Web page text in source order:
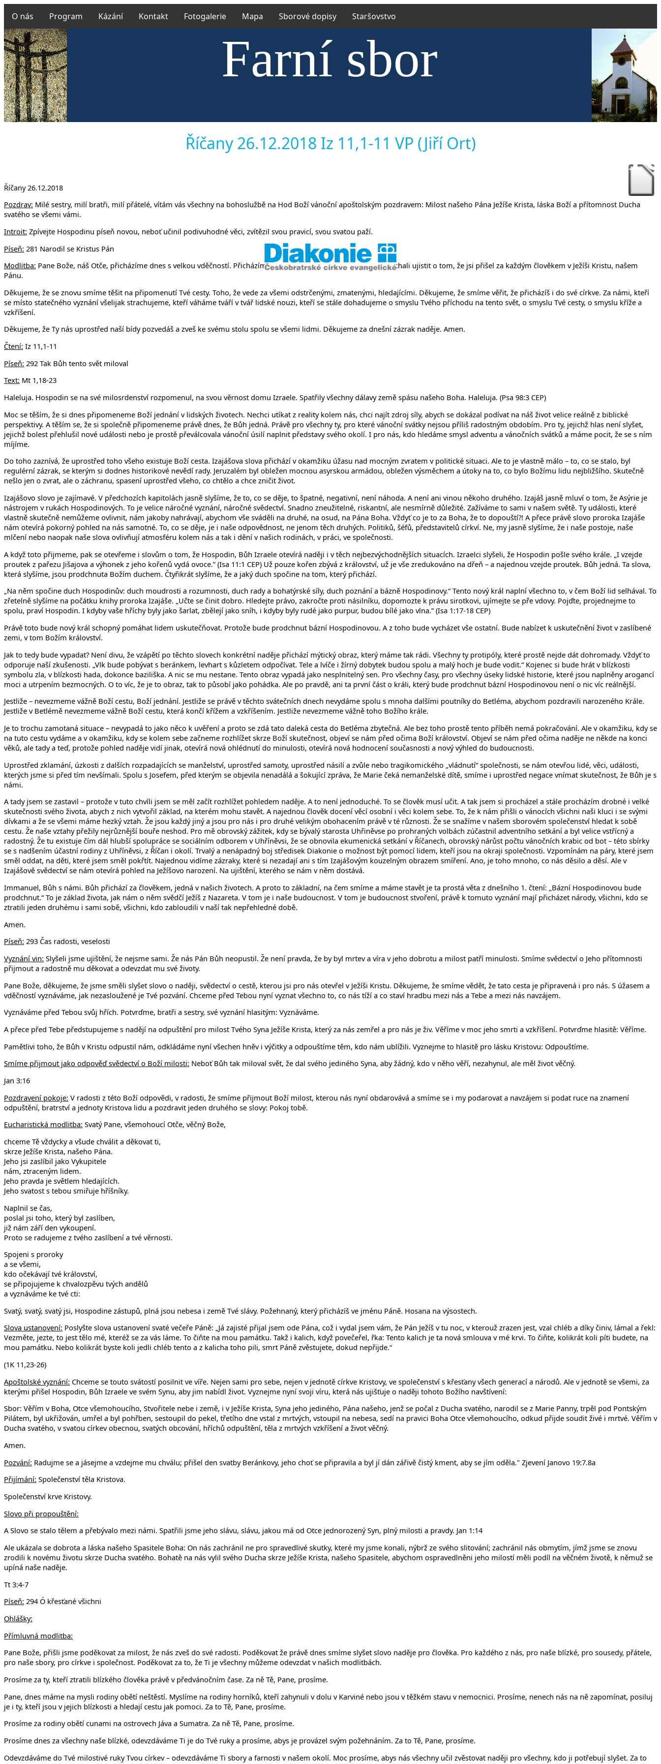
O nás Program Kázání Kontakt Fotogalerie Mapa Sborové dopisy Staršovstvo
Farní sbor
Českobratrské církve
v Uhříněvsi a Říčanech
Říčany 26.12.2018 Iz 11,1-11 VP (Jiří Ort)
Říčany 26.12.2018
Pozdrav: Milé sestry, milí bratři, milí přátelé, vítám vás všechny na bohoslužbě na Hod Boží vánoční apoštolským pozdravem: Milost našeho Pána Ježíše Krista, láska Boží a přítomnost Ducha
svatého se všemi vámi.
Introit: Zpívejte Hospodinu píseň novou, neboť učinil podivuhodné věci, zvítězil svou pravicí, svou svatou paží.
Píseň: 281 Narodil se Kristus Pán
Modlitba: Pane Bože, náš Otče, přicházíme dnes s velkou vděčností. Přicházíme, abychom se v důvěře v Tvé Slovo nechali ujistit o tom, že jsi přišel za každým člověkem v Ježíši Kristu, našem
Pánu.
Děkujeme, že se znovu smíme těšit na připomenutí Tvé cesty. Toho, že vede za všemi odstrčenými, zmatenými, hledajícími. Děkujeme, že smíme věřit, že přicházíš i do své církve. Za námi, kteří
se místo statečného vyznání všelijak strachujeme, kteří váháme tváří v tvář lidské nouzi, kteří se stále dohadujeme o smyslu Tvého příchodu na tento svět, o smyslu Tvé cesty, o smyslu kříže a
vzkříšení.
Děkujeme, že Ty nás uprostřed naší bídy pozvedáš a zveš ke svému stolu spolu se všemi lidmi. Děkujeme za dnešní zázrak naděje. Amen.
Čtení: Iz 11,1-11
Píseň: 292 Tak Bůh tento svět miloval
Text: Mt 1,18-23
Haleluja. Hospodin se na své milosrdenství rozpomenul, na svou věrnost domu Izraele. Spatřily všechny dálavy země spásu našeho Boha. Haleluja. (Psa 98:3 CEP)
Moc se těším, že si dnes připomeneme Boží jednání v lidských životech. Nechci utíkat z reality kolem nás, chci najít zdroj síly, abych se dokázal podívat na náš život velice reálně z biblické
perspektivy. A těším se, že si společně připomeneme právě dnes, že Bůh jedná. Právě pro všechny ty, pro které vánoční svátky nejsou příliš radostným obdobím. Pro ty, jejichž hlas není slyšet,
jejichž bolest přehlušil nové události nebo je prostě převálcovala vánoční úsilí naplnit představy svého okolí. I pro nás, kdo hledáme smysl adventu a vánočních svátků a máme pocit, že se s ním
míjíme.
Do toho zaznívá, že uprostřed toho všeho existuje Boží cesta. Izajášova slova přichází v okamžiku úžasu nad mocným zvratem v politické situaci. Ale to je vlastně málo – to, co se stalo, byl
regulérní zázrak, se kterým si dodnes historikové nevědí rady. Jeruzalém byl obležen mocnou asyrskou armádou, obležen výsměchem a útoky na to, co bylo Božímu lidu nejbližšího. Skutečně
nešlo jen o zvrat, ale o záchranu, spasení uprostřed všeho, co chtělo a chce zničit život.
Izajášovo slovo je zajímavé. V předchozích kapitolách jasně slyšíme, že to, co se děje, to špatné, negativní, není náhoda. A není ani vinou někoho druhého. Izajáš jasně mluví o tom, že Asýrie je
nástrojem v rukách Hospodinových. To je velice náročné vyznání, náročné svědectví. Snadno zneužitelné, riskantní, ale nesmírně důležité. Zažíváme to sami v našem světě. Ty události, které
vlastně skutečně nemůžeme ovlivnit, nám jakoby nahrávají, abychom vše sváděli na druhé, na osud, na Pána Boha. Vždyť co je to za Boha, že to dopouští?! A přece právě slovo proroka Izajáše
nám otevírá pokorný pohled na nás samotné. To, co se děje, je i naše odpovědnost, ne jenom těch druhých. Politiků, šéfů, představitelů církví. Ne, my jasně slyšíme, že i naše postoje, naše
mlčení nebo naopak naše slova ovlivňují atmosféru kolem nás a tak i dění v našich rodinách, v práci, ve společnosti.
A když toto přijmeme, pak se otevřeme i slovům o tom, že Hospodin, Bůh Izraele otevírá naději i v těch nejbezvýchodnějších situacích. Izraelci slyšeli, že Hospodin pošle svého krále. „I vzejde
proutek z pařezu Jišajova a výhonek z jeho kořenů vydá ovoce.” (Isa 11:1 CEP) Už pouze kořen zbývá z království, už je vše zredukováno na dřeň – a najednou vzejde proutek. Bůh jedná. Ta slova,
která slyšíme, jsou prodchnuta Božím duchem. Čtyřikrát slyšíme, že a jaký duch spočine na tom, který přichází.
„Na něm spočine duch Hospodinův: duch moudrosti a rozumnosti, duch rady a bohatýrské síly, duch poznání a bázně Hospodinovy.“ Tento nový král naplní všechno to, v čem Boží lid selhával. To
zřetelně slyšíme na počátku knihy proroka Izajáše. „Učte se činit dobro. Hledejte právo, zakročte proti násilníku, dopomozte k právu sirotkovi, ujímejte se pře vdovy. Pojďte, projednejme to
spolu, praví Hospodin. I kdyby vaše hříchy byly jako šarlat, zbělejí jako sníh, i kdyby byly rudé jako purpur, budou bílé jako vlna.” (Isa 1:17-18 CEP)
Právě toto bude nový král schopný pomáhat lidem uskutečňovat. Protože bude prodchnut bázní Hospodinovou. A z toho bude vycházet vše ostatní. Bude nabízet k uskutečnění život v zaslíbené
zemi, v tom Božím království.
Jak to tedy bude vypadat? Není divu, že vzápětí po těchto slovech konkrétní naděje přichází mýtický obraz, který máme tak rádi. Všechny ty protipóly, které prostě nejde dát dohromady. Vždyť to
odporuje naší zkušenosti. „Vlk bude pobývat s beránkem, levhart s kůzletem odpočívat. Tele a lvíče i žírný dobytek budou spolu a malý hoch je bude vodit.“ Kojenec si bude hrát v blízkosti
symbolu zla, v blízkosti hada, dokonce baziliška. A nic se mu nestane. Tento obraz vypadá jako nesplnitelný sen. Pro všechny časy, pro všechny úseky lidské historie, které jsou naplněny arogancí
moci a utrpením bezmocných. O to víc, že je to obraz, tak to působí jako pohádka. Ale po pravdě, ani ta první část o králi, který bude prodchnut bázní Hospodinovou není o nic víc reálnější.
Jestliže – nevezmeme vážně Boží cestu, Boží jednání. Jestliže se právě v těchto svátečních dnech nevydáme spolu s mnoha dalšími poutníky do Betléma, abychom pozdravili narozeného Krále.
Jestliže v Betlémě nevezmeme vážně Boží cestu, která končí křížem a vzkříšením. Jestliže nevezmeme vážně toho Božího krále.
Je to trochu zamotaná situace – nevypadá to jako něco k uvěření a proto se zdá tato daleká cesta do Betléma zbytečná. Ale bez toho prostě tento příběh nemá pokračování. Ale v okamžiku, kdy se
na tuto cestu vydáme a v okamžiku, kdy se kolem sebe začneme rozhlížet skrze Boží skutečnost, objeví se nám před očima Boží království. Objeví se nám před očima naděje ne někde na konci
věků, ale tady a teď, protože pohled naděje vidí jinak, otevírá nová ohlédnutí do minulosti, otevírá nová hodnocení současnosti a nový výhled do budoucnosti.
Uprostřed zklamání, úzkosti z dalších rozpadajících se manželství, uprostřed samoty, uprostřed násilí a zvůle nebo tragikomického „vládnutí“ společnosti, se nám otevřou lidé, věci, události,
kterých jsme si před tím nevšímali. Spolu s Josefem, před kterým se objevila nenadálá a šokující zpráva, že Marie čeká nemanželské dítě, smíme i uprostřed negace vnímat skutečnost, že Bůh je s
námi.
A tady jsem se zastavil – protože v tuto chvíli jsem se měl začít rozhlížet pohledem naděje. A to není jednoduché. To se člověk musí učit. A tak jsem si procházel a stále procházím drobné i velké
skutečnosti svého života, abych z nich vytvořil základ, na kterém mohu stavět. A najednou člověk docení věcí osobní i věci kolem sebe. To, že k nám přišli o vánocích všichni naši kluci i se svými
dívkami a že se všemi máme hezký vztah. Že jsou každý jiný a jsou pro nás i pro druhé velikým obohacením právě v té různosti. Že se snažíme v našem sborovém společenství hledat k sobě
cestu. Že naše vztahy přežily nejrůznější bouře neshod. Pro mě obrovský zážitek, kdy se bývalý starosta Uhřiněvse po prohraných volbách zúčastnil adventního setkání a byl velice vstřícný a
radostný. Že tu existuje čím dál hlubší spolupráce se sociálním odborem v Uhříněvsi, že se obnovila ekumenická setkání v Říčanech, obrovský nárůst počtu vánočních krabic od bot – této sbírky
se s nadšením účastní rodiny z Uhříněvsi, z Říčan i okolí. Trvalý a nenápadný boj středisek Diakonie o možnost být pomocí lidem, kteří jsou na okraji společnosti. Vzpomínám na páry, které jsem
směl oddat, na děti, které jsem směl pokřtít. Najednou vidíme zázraky, které si nezadají ani s tím Izajášovým kouzelným obrazem smíření. Ano, je toho mnoho, co nás děsilo a děsí. Ale v
Izajášově svědectví se nám otevírá pohled na Ježíšovo narození. Na ujištění, kterého se nám v něm dostává.
Immanuel, Bůh s námi. Bůh přichází za člověkem, jedná v našich životech. A proto to základní, na čem smíme a máme stavět je ta prostá věta z dnešního 1. čtení: „Bázní Hospodinovou bude
prodchnut.“ To je základ života, jak nám o něm svědčí Ježíš z Nazareta. V tom je i naše budoucnost. V tom je budoucnost stvoření, právě k tomuto vyznání mají přicházet národy, všichni, kdo se
ztratili jeden druhému i sami sobě, všichni, kdo zabloudili v naší tak nepřehledné době.
Amen.
Píseň: 293 Čas radosti, veselosti
Vyznání vin: Slyšeli jsme ujištění, že nejsme sami. Že nás Pán Bůh neopustil. Že není pravda, že by byl mrtev a víra v jeho dobrotu a milost patří minulosti. Smíme svědectví o Jeho přítomnosti
přijmout a radostně mu děkovat a odevzdat mu své životy.
Pane Bože, děkujeme, že jsme směli slyšet slovo o naději, svědectví o cestě, kterou jsi pro nás otevřel v Ježíši Kristu. Děkujeme, že smíme vědět, že tato cesta je připravená i pro nás. S úžasem a
vděčností vyznáváme, jak nezasloužené je Tvé pozvání. Chceme před Tebou nyní vyznat všechno to, co nás tíží a co staví hradbu mezi nás a Tebe a mezi nás navzájem.
Vyznáváme před Tebou svůj hřích. Potvrďme, bratři a sestry, své vyznání hlasitým: Vyznáváme.
A přece před Tebe předstupujeme s nadějí na odpuštění pro milost Tvého Syna Ježíše Krista, který za nás zemřel a pro nás je živ. Věříme v moc jeho smrti a vzkříšení. Potvrďme hlasitě: Věříme.
Pamětlivi toho, že Bůh v Kristu odpustil nám, odkládáme nyní všechen hněv i výčitky a odpouštíme těm, kdo nám ublížili. Vyznejme to hlasitě pro lásku Kristovu: Odpouštíme.
Smíme přijmout jako odpověď svědectví o Boží milosti: Neboť Bůh tak miloval svět, že dal svého jediného Syna, aby žádný, kdo v něho věří, nezahynul, ale měl život věčný.
Jan 3:16
Pozdravení pokoje: V radosti z této Boží odpovědi, v radosti, že smíme přijmout Boží milost, kterou nás nyní obdarovává a smíme se i my podarovat a navzájem si podat ruce na znamení
odpuštění, bratrství a jednoty Kristova lidu a pozdravit jeden druhého se slovy: Pokoj tobě.
Eucharistická modlitba: Svatý Pane, všemohoucí Otče, věčný Bože,
chceme Tě vždycky a všude chválit a děkovat ti,
skrze Ježíše Krista, našeho Pána.
Jeho jsi zaslíbil jako Vykupitele
nám, ztraceným lidem.
Jeho pravda je světlem hledajících.
Jeho svatost s tebou smiřuje hříšníky.
Naplnil se čas,
poslal jsi toho, který byl zaslíben,
již nám září den vykoupení.
Proto se radujeme z tvého zaslíbení a tvé věrnosti.
Spojeni s proroky
a se všemi,
kdo očekávají tvé království,
se připojujeme k chvalozpěvu tvých andělů
a vyznáváme ke tvé cti:
Svatý, svatý, svatý jsi, Hospodine zástupů, plná jsou nebesa i země Tvé slávy. Požehnaný, který přicházíš ve jménu Páně. Hosana na výsostech.
Slova ustanovení: Poslyšte slova ustanovení svaté večeře Páně: „Já zajisté přijal jsem ode Pána, což i vydal jsem vám, že Pán Ježíš v tu noc, v kterouž zrazen jest, vzal chléb a díky činiv, lámal a řekl:
Vezměte, jezte, to jest tělo mé, kteréž se za vás láme. To čiňte na mou památku. Takž i kalich, když povečeřel, řka: Tento kalich je ta nová smlouva v mé krvi. To čiňte, kolikrát koli píti budete, na
mou památku. Nebo kolikrát byste koli jedli chléb tento a z kalicha toho pili, smrt Páně zvěstujete, dokud nepřijde.“
(1K 11,23-26)
Apoštolské vyznání: Chceme se touto svátostí posilnit ve víře. Nejen sami pro sebe, nejen v jednotě církve Kristovy, ve společenství s křesťany všech generací a národů. Ale v jednotě se všemi, za
kterými přišel Hospodin, Bůh Izraele ve svém Synu, aby jim nabídl život. Vyznejme nyní svoji víru, která nás ujišťuje o naději tohoto Božího navštívení:
Sbor: Věřím v Boha, Otce všemohoucího, Stvořitele nebe i země, i v Ježíše Krista, Syna jeho jediného, Pána našeho, jenž se počal z Ducha svatého, narodil se z Marie Panny, trpěl pod Pontským
Pilátem, byl ukřižován, umřel a byl pohřben, sestoupil do pekel, třetího dne vstal z mrtvých, vstoupil na nebesa, sedí na pravici Boha Otce všemohoucího, odkud přijde soudit živé i mrtvé. Věřím v
Ducha svatého, v svatou církev obecnou, svatých obcování, hříchů odpuštění, těla z mrtvých vzkříšení a život věčný.
Amen.
Pozvání: Radujme se a jásejme a vzdejme mu chválu; přišel den svatby Beránkovy, jeho choť se připravila a byl jí dán zářivě čistý kment, aby se jím oděla." Zjevení Janovo 19:7.8a
Přijímání: Společenství těla Kristova.
Společenství krve Kristovy.
Slovo při propouštění:
A Slovo se stalo tělem a přebývalo mezi námi. Spatřili jsme jeho slávu, slávu, jakou má od Otce jednorozený Syn, plný milosti a pravdy. Jan 1:14
Ale ukázala se dobrota a láska našeho Spasitele Boha: On nás zachránil ne pro spravedlivé skutky, které my jsme konali, nýbrž ze svého slitování; zachránil nás obmytím, jímž jsme se znovu
zrodili k novému životu skrze Ducha svatého. Bohatě na nás vylil svého Ducha skrze Ježíše Krista, našeho Spasitele, abychom ospravedlněni jeho milostí měli podíl na věčném životě, k němuž se
upíná naše naděje.
Tt 3:4-7
Píseň: 294 Ó křesťané všichni
Ohlášky:
Přímluvná modlitba:
Pane Bože, přišli jsme poděkovat za milost, že nás zveš do své radosti. Poděkovat že právě dnes smíme slyšet slovo naděje pro člověka. Pro každého z nás, pro naše blízké, pro sousedy, přátele,
pro naše sbory, pro církve i společnost. Poděkovat za to, že Ti je všechny můžeme odevzdat v našich modlitbách.
Prosíme za ty, kteří ztratili blízkého člověka právě v předvánočním čase. Za ně Tě, Pane, prosíme.
Pane, dnes máme na mysli rodiny obětí neštěstí. Myslíme na rodiny horníků, kteří zahynuli v dolu v Karviné nebo jsou v těžkém stavu v nemocnici. Prosíme, nenech nás na ně zapomínat, posiluj
je i ty, kteří jsou v jejich blízkosti a hledají cestu jak pomoci. Za to Tě, Pane, prosíme.
Prosíme za rodiny obětí cunami na ostrovech Jáva a Sumatra. Za ně Tě, Pane, prosíme.
Prosíme dnes za všechny naše blízké, odevzdáváme Ti je do Tvé ruky a prosíme, abys je provázel svým požehnáním. Za to Tě, Pane, prosíme.
Odevzdáváme do Tvé milostivé ruky Tvou církev – odevzdáváme Ti sbory a farnosti v našem okolí. Moc prosíme, abys nás všechny učil zvěstovat naději pro všechny, kdo ji potřebují slyšet. Za to